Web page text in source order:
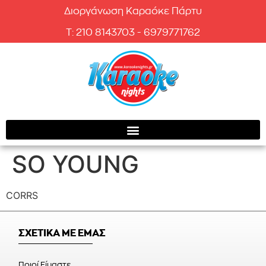
Διοργάνωση Καραόκε Πάρτυ
T: 210 8143703 - 6979771762
SO YOUNG
CORRS
ΣΧΕΤΙΚΑ ΜΕ ΕΜΑΣ